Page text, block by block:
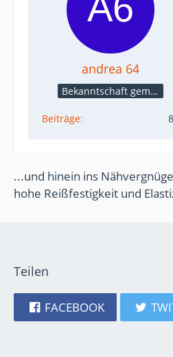
andrea 64
Bekanntschaft gemacht
Beiträge
...und hinein ins
hohe Reißfestigkeit und
Teilen
FACEBOOK